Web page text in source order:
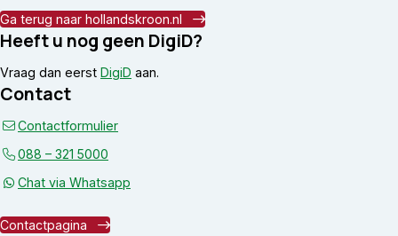
Ga terug naar hollandskroon.nl
Heeft u nog geen DigiD?
Vraag dan eerst DigiD aan.
Contact
Contactformulier
088 – 321 5000
Chat via Whatsapp
Contactpagina